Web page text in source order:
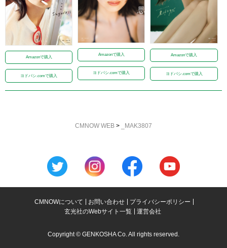
Amazonで購入
ヨドバシ.comで購入
Amazonで購入
ヨドバシ.comで購入
Amazonで購入
ヨドバシ.comで購入
CMNOW WEB > _MAK3807
CMNOWについて お問い合わせ
プライバシーポリシー
玄光社のWebサイト一覧
運営会社
Copyright © GENKOSHA Co. All rights reserved.